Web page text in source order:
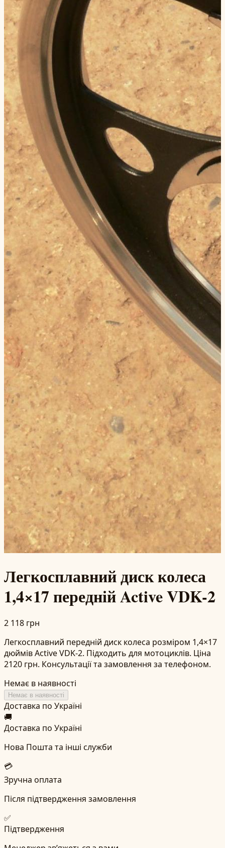
Легкосплавний диск колеса
1,4×17 передній Active VDK-2
2 118 грн
Легкосплавний передній диск колеса розміром 1,4×17
дюймів Active VDK-2. Підходить для мотоциклів. Ціна
2120 грн. Консультації та замовлення за телефоном.
Немає в наявності
Немає в наявності
Доставка по Україні
🚚
Доставка по Україні
Нова Пошта та інші служби
💳
Зручна оплата
Після підтвердження замовлення
✅
Підтвердження